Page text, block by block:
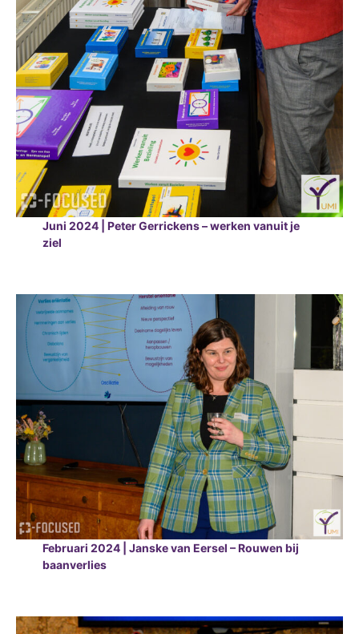
Juni 2024 | Peter Gerrickens – werken vanuit je
ziel
Februari 2024 | Janske van Eersel – Rouwen bij
baanverlies